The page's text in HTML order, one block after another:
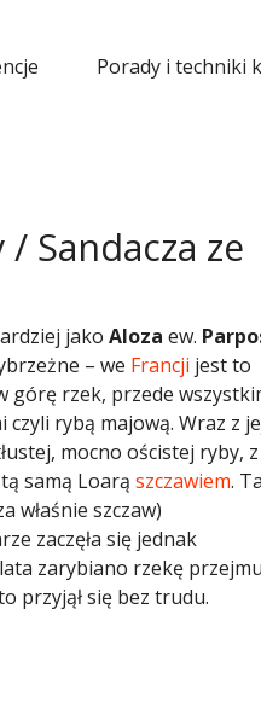
Porady i techniki
Sandacza ze
jako Aloza ew.
– we Francji jest to
górę rzek, przede
rybą majową. Wraz z
mocno ościstej ryby, z
samą Loarą szczawiem.
właśnie szczaw)
zaczęła się jednak
zarybiano rzekę
przyjął się bez trudu.